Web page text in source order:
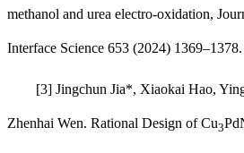
methanol and urea electro-oxidation,
Interface Science 653 (2024) 1369–1378.
[3] Jingchun Jia*, Xiaokai Hao,
Zhenhai Wen. Rational Design of Cu3